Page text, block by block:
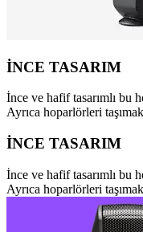
İNCE TASARIM
İnce ve hafif tasarımlı bu
Ayrıca hoparlörleri
İNCE TASARIM
İnce ve hafif tasarımlı bu
Ayrıca hoparlörleri